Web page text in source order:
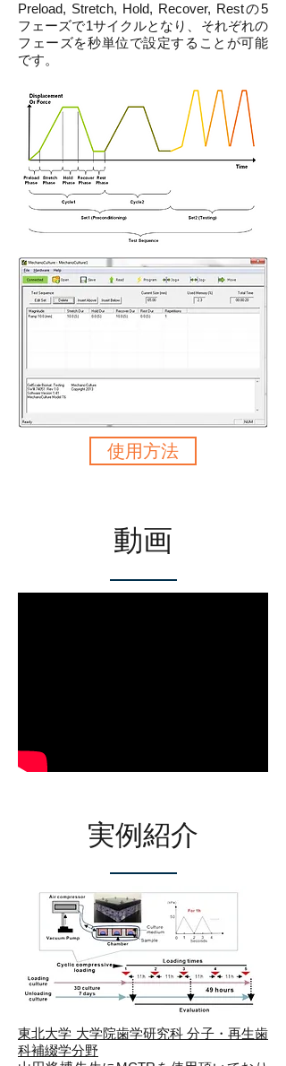
​Preload, Stretch, Hold, Recover, Restの5
フェーズで1サイクルとなり、それぞれの
フェーズを秒単位で設定することが可能
です。
使用方法
動画
実例紹介
東北大学 大学院歯学研究科 分子・再生歯
科補綴学分野